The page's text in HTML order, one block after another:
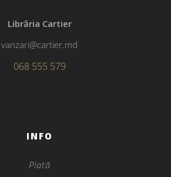
Librăria Cartier
vanzari@cartier.md
068 555 579
INFO
Plată